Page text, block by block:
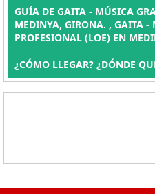
GUÍA DE GAITA - MÚSICA
MEDINYA, GIRONA. , GAITA -
PROFESIONAL (LOE) EN
¿CÓMO LLEGAR? ¿DÓNDE